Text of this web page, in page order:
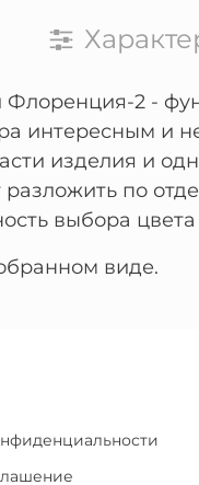
2 -
интересным и
изделия и
разложить по
выбора
виде.